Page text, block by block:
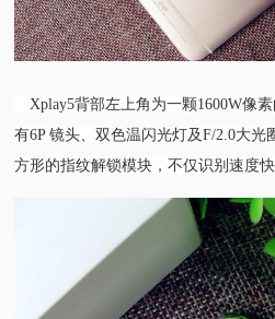
Xplay5背部左上角为一颗1600W像
有6P 镜头、双色温闪光灯及F/2.0大光
方形的指纹解锁模块，不仅识别速度